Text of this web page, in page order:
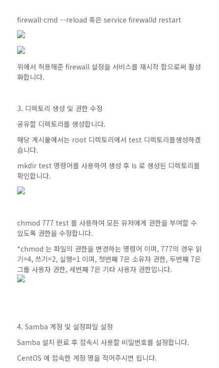
firewall-cmd –-reload 혹은 service firewalld restart
위에서 허용해준 firewall 설정을 서비스를 재시작 함으로써 활성
화합니다.
3. 디렉토리 생성 및 권한 수정
공유할 디렉토리를 생성합니다.
해당 게시물에서는 root 디렉토리에서 test 디렉토리를생성하겠
습니다.
mkdir test 명령어를 사용하여 생성 후 ls 로 생성된 디렉토리를
확인합니다.
chmod 777 test 를 사용하여 모든 유저에게 권한을 부여할 수
있도록 권한을 수정합니다.
*chmod 는 파일의 권한을 변경하는 명령어 이며, 777의 경우 읽
기=4, 쓰기=2, 실행=1 이며, 첫번째 7은 소유자 권한, 두번째 7은
그룹 사용자 권한, 세번째 7은 기타 사용자 권한입니다.
4. Samba 게정 및 설정파일 설정
Samba 설치 완료 후 접속시 사용할 비밀번호를 설정합니다.
CentOS 에 접속한 계정 명을 적어주시면 됩니다.